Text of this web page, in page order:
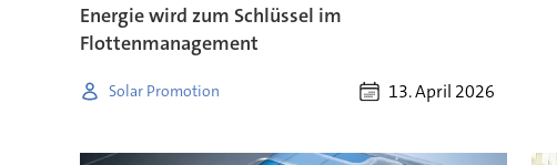
Energie wird zum Schlüssel im
Flottenmanagement
Solar Promotion 13. April 2026